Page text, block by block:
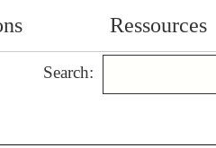
Ressources
Search: